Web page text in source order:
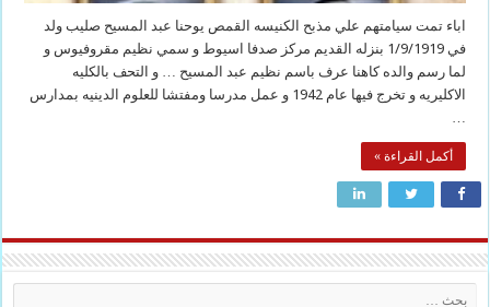
اباء تمت سيامتهم علي مذبح الكنيسه القمص يوحنا عبد المسيح صليب ولد
في 1/9/1919 بنزله القديم مركز صدفا اسيوط و سمي نظيم مقروفيوس و
لما رسم والده كاهنا عرف باسم نظيم عبد المسيح … و التحف بالكليه
الاكليريه و تخرج فيها عام 1942 و عمل مدرسا ومفتشا للعلوم الدينيه بمدارس
…
أكمل القراءة »